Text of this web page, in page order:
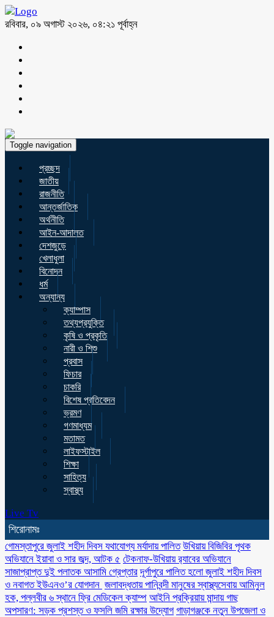
রবিবার, ০৯ অগাস্ট ২০২৬, ০৪:২১ পূর্বাহ্ন
Toggle navigation
প্রচ্ছদ
জাতীয়
রাজনীতি
আন্তর্জাতিক
অর্থনীতি
আইন-আদালত
দেশজুড়ে
খেলাধুলা
বিনোদন
ধর্ম
অন্যান্য
ক্যাম্পাস
তথ্যপ্রযুক্তি
কৃষি ও প্রকৃতি
নারী ও শিশু
প্রবাস
ফিচার
চাকরি
বিশেষ প্রতিবেদন
ভ্রমণ
গণমাধ্যম
মতামত
লাইফস্টাইল
শিক্ষা
সাহিত্য
স্বাস্থ্য
Live Tv
শিরোনামঃ
গোমস্তাপুরে জুলাই শহীদ দিবস যথাযোগ্য মর্যাদায় পালিত উখিয়ায় বিজিবির পৃথক
অভিযানে ইয়াবা ও সার জব্দ, আটক ৫ টেকনাফ-উখিয়ায় র‌্যাবের অভিযানে
সাজাপ্রাপ্ত দুই পলাতক আসামি গ্রেপ্তার ‎দূর্গাপুরে পালিত হলো জুলাই শহীদ দিবস
ও নবাগত ইউএনও’র যোগদান ‎ জলাবদ্ধতায় পানিবন্দী মানুষের স্বাস্থ্যসেবায় আমিনুল
হক, পল্লবীর ৬ স্থানে ফ্রি মেডিকেল ক্যাম্প আইনি প্রক্রিয়ায় মান্দায় গাছ
অপসারণ: সড়ক প্রশস্ত ও ফসলি জমি রক্ষার উদ্যোগ গাড়াগঞ্জকে নতুন উপজেলা ও